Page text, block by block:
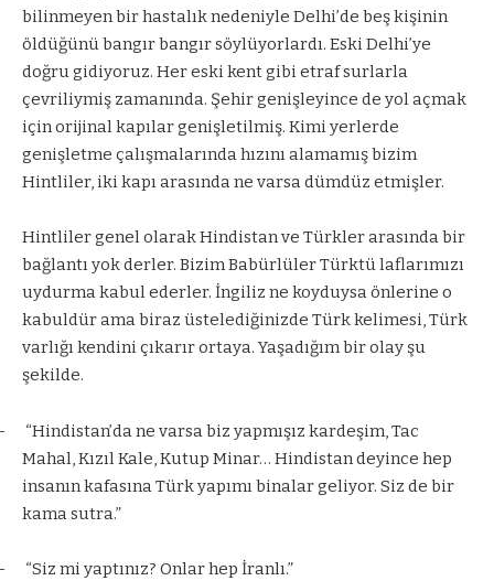
bilinmeyen bir hastalık nedeniyle Delhi’de beş kişinin
öldüğünü bangır bangır söylüyorlardı. Eski Delhi’ye
doğru gidiyoruz. Her eski kent gibi etraf surlarla
çevriliymiş zamanında. Şehir genişleyince de yol açmak
için orijinal kapılar genişletilmiş. Kimi yerlerde
genişletme çalışmalarında hızını alamamış bizim
Hintliler, iki kapı arasında ne varsa dümdüz etmişler.
Hintliler genel olarak Hindistan ve Türkler arasında bir
bağlantı yok derler. Bizim Babürlüler Türktü laflarımızı
uydurma kabul ederler. İngiliz ne koyduysa önlerine o
kabuldür ama biraz üstelediğinizde Türk kelimesi, Türk
varlığı kendini çıkarır ortaya. Yaşadığım bir olay şu
şekilde.
“Hindistan’da ne varsa biz yapmışız kardeşim, Tac
Mahal, Kızıl Kale, Kutup Minar… Hindistan deyince hep
insanın kafasına Türk yapımı binalar geliyor. Siz de bir
kama sutra.”
“Siz mi yaptınız? Onlar hep İranlı.”